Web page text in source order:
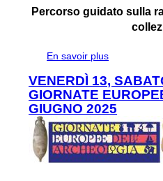
Percorso guidato sulla
En savoir plus
VENERDÌ 13,
GIORNATE
GIUGNO 2025